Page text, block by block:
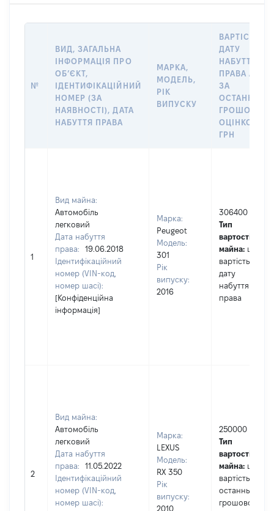
№
ВИД, ЗАГАЛЬНА
ІНФОРМАЦІЯ ПРО
ОБʼЄКТ,
ІДЕНТИФІКАЦІЙНИЙ
НОМЕР (ЗА
НАЯВНОСТІ), ДАТА
НАБУТТЯ ПРАВА
МАРКА,
МОДЕЛЬ,
РІК
ВИПУСКУ
ВАРТІСТЬ НА
ДАТУ
НАБУТТЯ
ПРАВА АБО
ЗА
ГРОШОВОЮ
ОЦІНКОЮ,
ГРН
1
Вид майна:
Автомобіль
легковий
Дата набуття
права:
19.06.2018
Ідентифікаційний
номер (VIN-код,
номер шасі):
[Конфіденційна
інформація]
Марка:
Peugeot
Модель:
301
Рік
випуску:
2016
306400
Тип
вартості
майна: це
вартість на
дату
набуття
права
2
Вид майна:
Автомобіль
легковий
Дата набуття
права:
11.05.2022
Ідентифікаційний
номер (VIN-код,
номер шасі):
Марка:
LEXUS
Модель:
RX 350
Рік
випуску:
2010
250000
Тип
вартості
майна: це
вартість за
останньою
грошовою